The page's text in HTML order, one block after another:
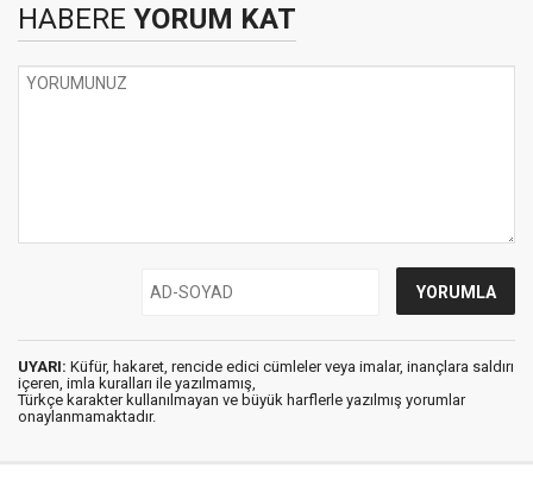
HABERE YORUM KAT
UYARI: Küfür, hakaret, rencide edici cümleler veya imalar, inançlara saldırı
içeren, imla kuralları ile yazılmamış,
Türkçe karakter kullanılmayan ve büyük harflerle yazılmış yorumlar
onaylanmamaktadır.